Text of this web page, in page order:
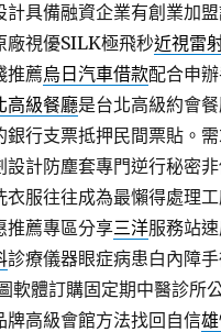
具備融資企業有創業加盟
廠視優SILK極飛秒近視雷
推薦烏日汽車借款配合申
高級餐廳是台北高級約會
銀行支票抵押民間票貼。
設計防塵套專門逆行秘密
服往往成為最懶得處理
推薦專區分享三洋服務站
診療儀器眼症病患白內障
軟體訂購固定期中醫診所
高級會館方法找回自信